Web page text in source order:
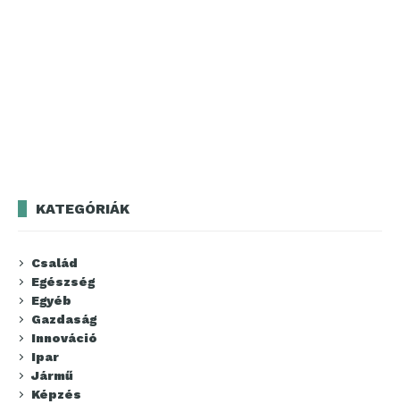
KATEGÓRIÁK
Család
Egészség
Egyéb
Gazdaság
Innováció
Ipar
Jármű
Képzés